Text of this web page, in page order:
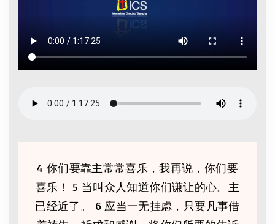
4 你们要靠主常常喜乐，我再说，你们要
喜乐！ 5 当叫众人知道你们谦让的心。主
已经近了。 6 应当一无挂虑，只要凡事借